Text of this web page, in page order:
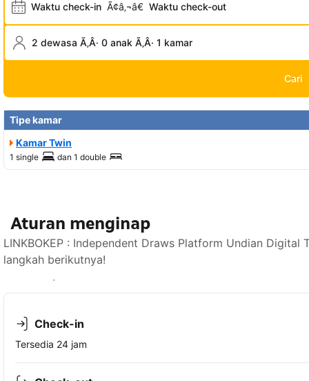
Waktu check-in Ã¢â‚¬â€ Waktu check-out
2 dewasa Ã‚Â· 0 anak Ã‚Â· 1 kamar
Cari
Tipe kamar
Kamar Twin
1 single dan 1 double
Aturan menginap
LINKBOKEP : Independent Draws Platform Undian
langkah berikutnya!
Lihat ketersediaan
Check-in
Tersedia 24 jam